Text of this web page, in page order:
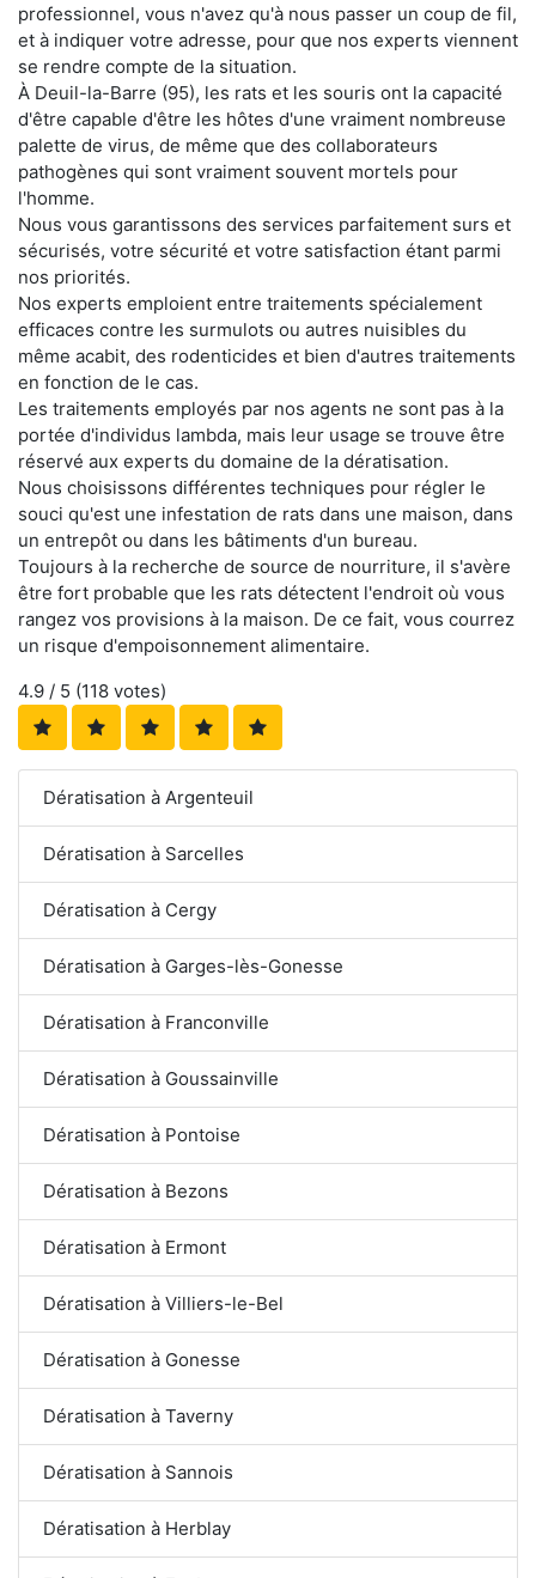
professionnel, vous n'avez qu'à nous passer un coup de fil,
et à indiquer votre adresse, pour que nos experts viennent
se rendre compte de la situation.
À Deuil-la-Barre (95), les rats et les souris ont la capacité
d'être capable d'être les hôtes d'une vraiment nombreuse
palette de virus, de même que des collaborateurs
pathogènes qui sont vraiment souvent mortels pour
l'homme.
Nous vous garantissons des services parfaitement surs et
sécurisés, votre sécurité et votre satisfaction étant parmi
nos priorités.
Nos experts emploient entre traitements spécialement
efficaces contre les surmulots ou autres nuisibles du
même acabit, des rodenticides et bien d'autres traitements
en fonction de le cas.
Les traitements employés par nos agents ne sont pas à la
portée d'individus lambda, mais leur usage se trouve être
réservé aux experts du domaine de la dératisation.
Nous choisissons différentes techniques pour régler le
souci qu'est une infestation de rats dans une maison, dans
un entrepôt ou dans les bâtiments d'un bureau.
Toujours à la recherche de source de nourriture, il s'avère
être fort probable que les rats détectent l'endroit où vous
rangez vos provisions à la maison. De ce fait, vous courrez
un risque d'empoisonnement alimentaire.
4.9 / 5 (118 votes)
Dératisation à Argenteuil
Dératisation à Sarcelles
Dératisation à Cergy
Dératisation à Garges-lès-Gonesse
Dératisation à Franconville
Dératisation à Goussainville
Dératisation à Pontoise
Dératisation à Bezons
Dératisation à Ermont
Dératisation à Villiers-le-Bel
Dératisation à Gonesse
Dératisation à Taverny
Dératisation à Sannois
Dératisation à Herblay